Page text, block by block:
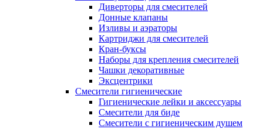
Диверторы для смесителей
Донные клапаны
Изливы и аэраторы
Картриджи для смесителей
Кран-буксы
Наборы для крепления смесителей
Чашки декоративные
Эксцентрики
Смесители гигиенические
Гигиенические лейки и аксессуары
Смесители для биде
Смесители с гигиеническим душем